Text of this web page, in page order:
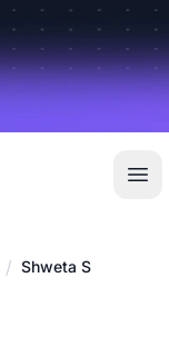
/ Shweta S